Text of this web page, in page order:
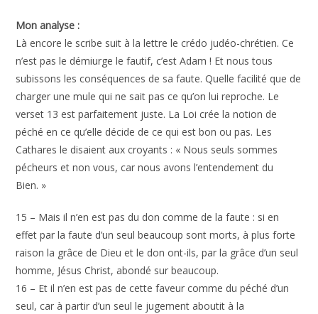
Mon analyse :
Là encore le scribe suit à la lettre le crédo judéo-chrétien. Ce
n’est pas le démiurge le fautif, c’est Adam ! Et nous tous
subissons les conséquences de sa faute. Quelle facilité que de
charger une mule qui ne sait pas ce qu’on lui reproche. Le
verset 13 est parfaitement juste. La Loi crée la notion de
péché en ce qu’elle décide de ce qui est bon ou pas. Les
Cathares le disaient aux croyants : « Nous seuls sommes
pécheurs et non vous, car nous avons l’entendement du
Bien. »
15 – Mais il n’en est pas du don comme de la faute : si en
effet par la faute d’un seul beaucoup sont morts, à plus forte
raison la grâce de Dieu et le don ont-ils, par la grâce d’un seul
homme, Jésus Christ, abondé sur beaucoup.
16 – Et il n’en est pas de cette faveur comme du péché d’un
seul, car à partir d’un seul le jugement aboutit à la